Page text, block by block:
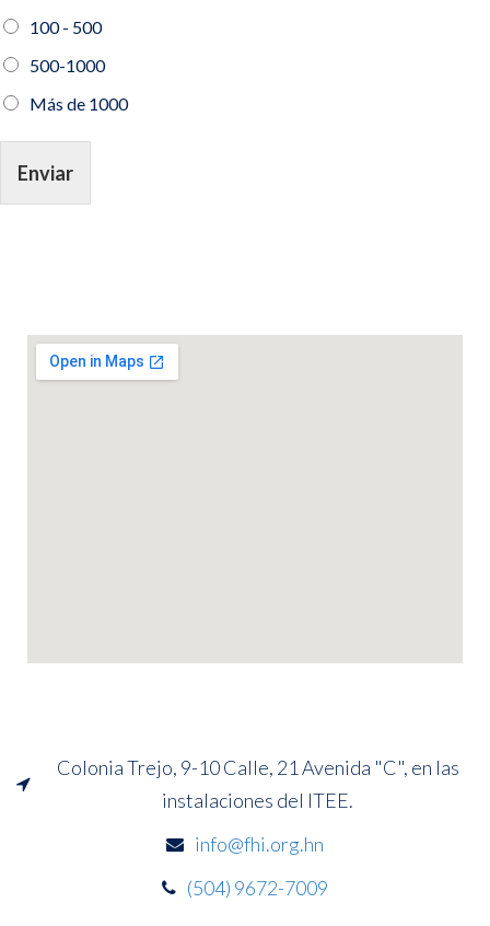
100 - 500
500-1000
Más de 1000
Enviar
Colonia Trejo, 9-10 Calle, 21 Avenida "C", en las
instalaciones del ITEE.
info@fhi.org.hn
(504) 9672-7009